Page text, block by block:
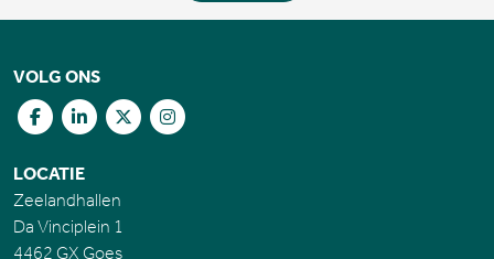
VOLG ONS
LOCATIE
Zeelandhallen
Da Vinciplein 1
4462 GX Goes